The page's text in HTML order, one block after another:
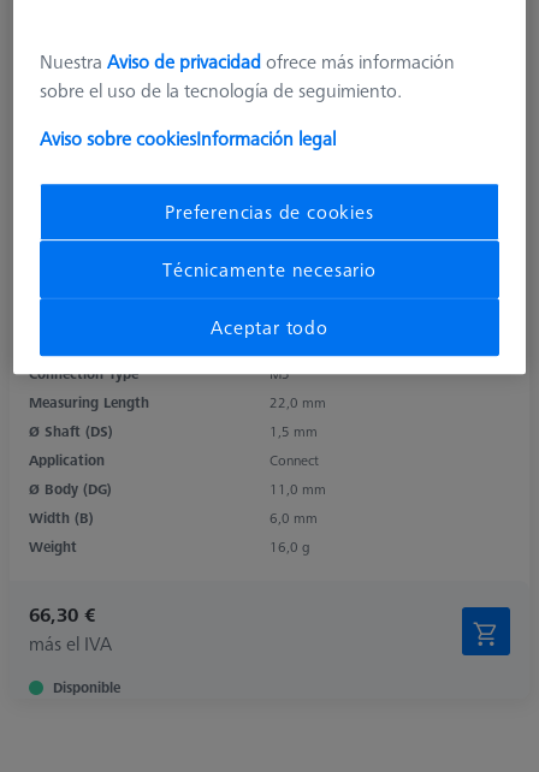
45,0 mm
Connection Type
M5
Measuring Length
22,0 mm
Ø Shaft (DS)
1,5 mm
Application
Connect
Ø Body (DG)
11,0 mm
Width (B)
6,0 mm
Weight
16,0 g
66,30 €
más el IVA
Disponible
NuestraAviso de privacidadofrece más información
sobre el uso de la tecnología de seguimiento.
Aviso sobre cookiesInformación legal
Preferencias de cookies
Técnicamente necesario
Aceptar todo